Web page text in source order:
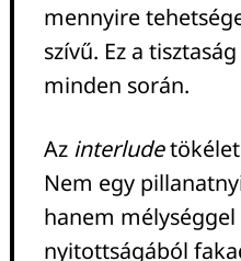
mennyire
szívű. Ez a
minden során.
Az interlude
Nem egy
hanem
nyitottságából